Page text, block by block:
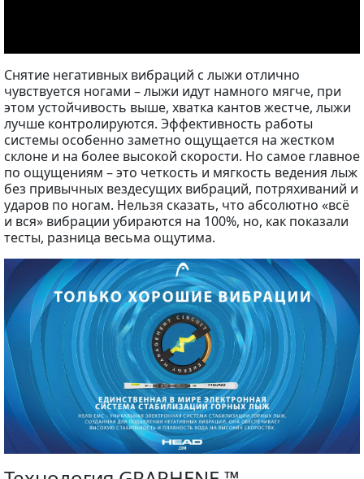
Снятие негативных вибраций с лыжи отлично
чувствуется ногами – лыжи идут намного мягче, при
этом устойчивость выше, хватка кантов жестче, лыжи
лучше контролируются. Эффективность работы
системы особенно заметно ощущается на жестком
склоне и на более высокой скорости. Но самое главное
по ощущениям – это четкость и мягкость ведения лыж
без привычных вездесущих вибраций, потряхиваний и
ударов по ногам. Нельзя сказать, что абсолютно «всё
и вся» вибрации убираются на 100%, но, как показали
тесты, разница весьма ощутима.